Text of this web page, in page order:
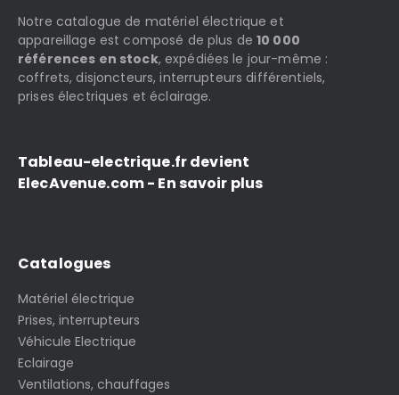
Notre catalogue de matériel électrique et
appareillage est composé de plus de10 000
références en stock, expédiées le jour-même :
coffrets, disjoncteurs, interrupteurs différentiels,
prises électriques et éclairage.
Tableau-electrique.fr devient
ElecAvenue.com - En savoir plus
Catalogues
Matériel électrique
Prises, interrupteurs
Véhicule Electrique
Eclairage
Ventilations, chauffages